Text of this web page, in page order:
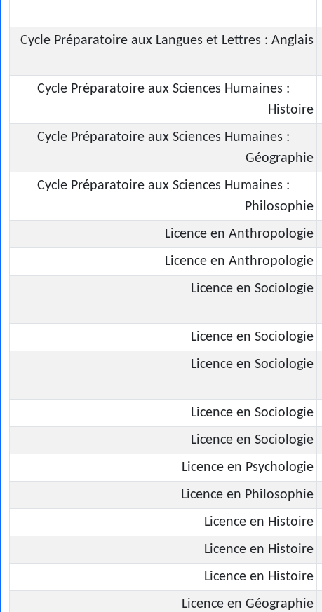
Cycle Préparatoire aux Langues et Lettres : Anglais
Cycle Préparatoire aux Sciences Humaines :
Histoire
Cycle Préparatoire aux Sciences Humaines :
Géographie
Cycle Préparatoire aux Sciences Humaines :
Philosophie
Licence en Anthropologie
Licence en Anthropologie
Licence en Sociologie
Licence en Sociologie
Licence en Sociologie
Licence en Sociologie
Licence en Sociologie
Licence en Psychologie
Licence en Philosophie
Licence en Histoire
Licence en Histoire
Licence en Histoire
Licence en Géographie